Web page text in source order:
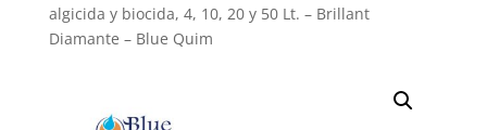
algicida y biocida, 4, 10, 20 y 50 Lt. – Brillant
Diamante – Blue Quim